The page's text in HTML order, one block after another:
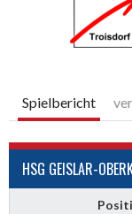
Spielbericht
HSG GEISLAR-